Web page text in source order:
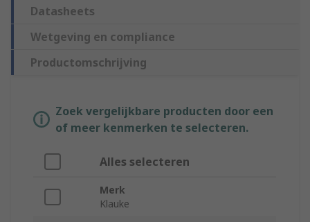
Datasheets
Wetgeving en compliance
Productomschrijving
Zoek vergelijkbare producten door een
of meer kenmerken te selecteren.
Alles selecteren
Merk
Klauke